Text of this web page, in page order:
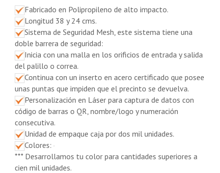
Fabricado en Polipropileno de alto impacto.
Longitud 38 y 24 cms.
Sistema de Seguridad Mesh, este sistema tiene una
doble barrera de seguridad:
Inicia con una malla en los orificios de entrada y salida
del palillo o correa.
Continua con un inserto en acero certificado que posee
unas puntas que impiden que el precinto se devuelva.
Personalización en Láser para captura de datos con
código de barras o QR, nombre/logo y numeración
consecutiva.
Unidad de empaque caja por dos mil unidades.
Colores:
*** Desarrollamos tu color para cantidades superiores a
cien mil unidades.